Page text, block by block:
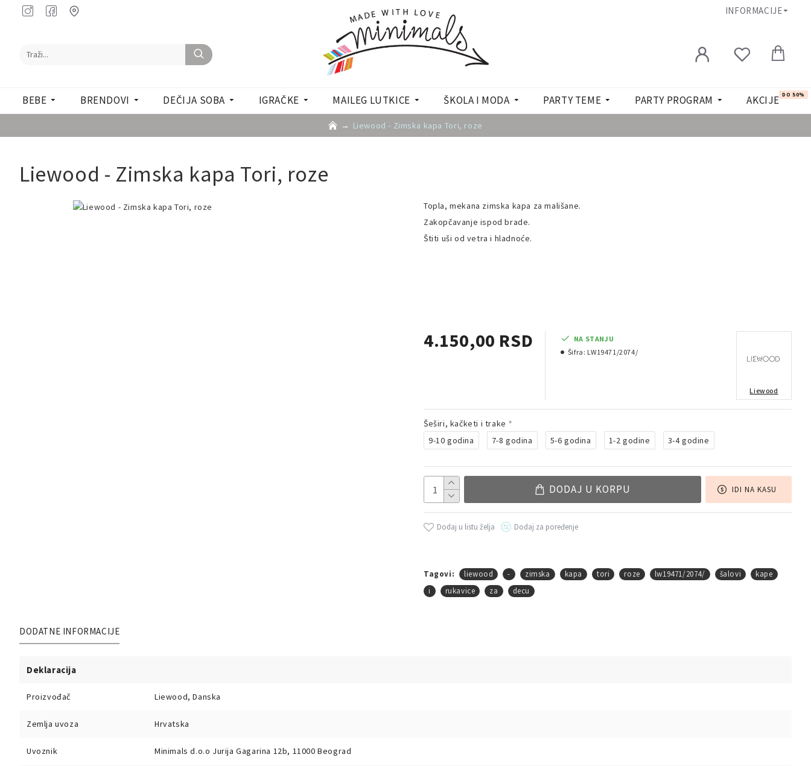
INFORMACIJE
BEBE BRENDOVI DEČIJA SOBA IGRAČKE MAILEG LUTKICE ŠKOLA I MODA PARTY TEME PARTY PROGRAM AKCIJE DO 50%
Liewood - Zimska kapa Tori, roze
Liewood - Zimska kapa Tori, roze
Topla, mekana zimska kapa za mališane.
Zakopčavanje ispod brade.
Štiti uši od vetra i hladnoće.
4.150,00 RSD
NA STANJU
Šifra: LW19471/2074/
Liewood
Šeširi, kačketi i trake
9-10 godina
7-8 godina 5-6 godina 1-2 godine 3-4 godine
DODAJ U KORPU IDI NA KASU
Dodaj u listu želja Dodaj za poređenje
Tagovi: liewood - zimska kapa tori roze lw19471/2074/ šalovi
kape
i
rukavice za decu
DODATNE INFORMACIJE
Deklaracija
Proizvođač Liewood, Danska
Zemlja uvoza Hrvatska
Uvoznik Minimals d.o.o Jurija Gagarina 12b, 11000 Beograd